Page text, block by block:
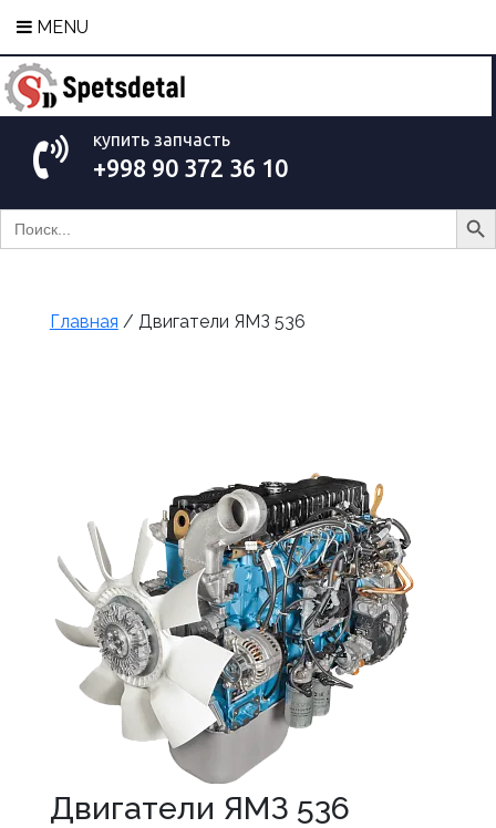
MENU
купить запчасть
+998 90 372 36 10
Search
for:
Search
Главная / Двигатели ЯМЗ 536
Двигатели ЯМЗ 536